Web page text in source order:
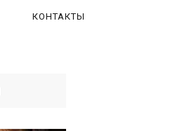
КОНТАКТЫ